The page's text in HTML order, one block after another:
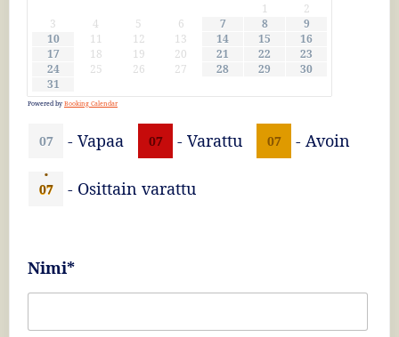
1
2
3
4 5 6 7 8
9
10
11 12 13 14 15
16
17
18 19 20 21 22
23
24
25 26 27 28 29
30
31
Powered by Booking Calendar
07 - Vapaa 07 - Varattu 07 - Avoin
·
07 - Osittain varattu
Nimi*